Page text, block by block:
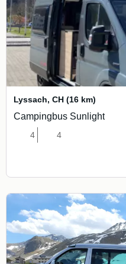
Lyssach, CH (16 km)
Campingbus Sunlight
4 4